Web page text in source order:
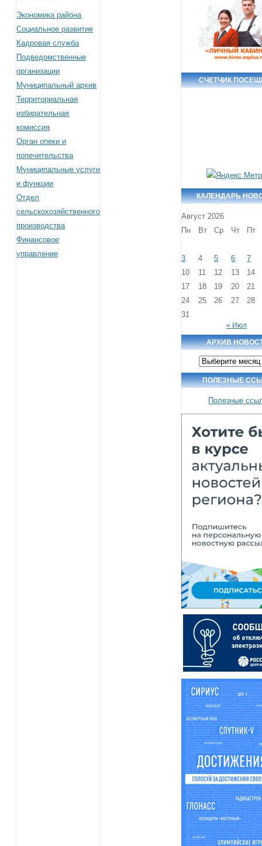
Экономика района
Социальное развитие
Кадровая служба
Подведомственные
организации
Муниципальный архив
Территориальная
избирательная
комиссия
Орган опеки и
попечительства
Муниципальные услуги
и функции
Отдел
сельскохозяйственного
производства
Финансовое
управление
СЧЕТЧИК
КАЛЕНДАРЬ
Август 2026
Пн
Вт Ср Чт Пт
3 4 5 6
7
10
11 12 13
14
17
18 19 20
21
24
25 26 27
28
31
« Июл
АРХИВ
Архив
новостей
ПОЛЕЗНЫЕ
Полезные